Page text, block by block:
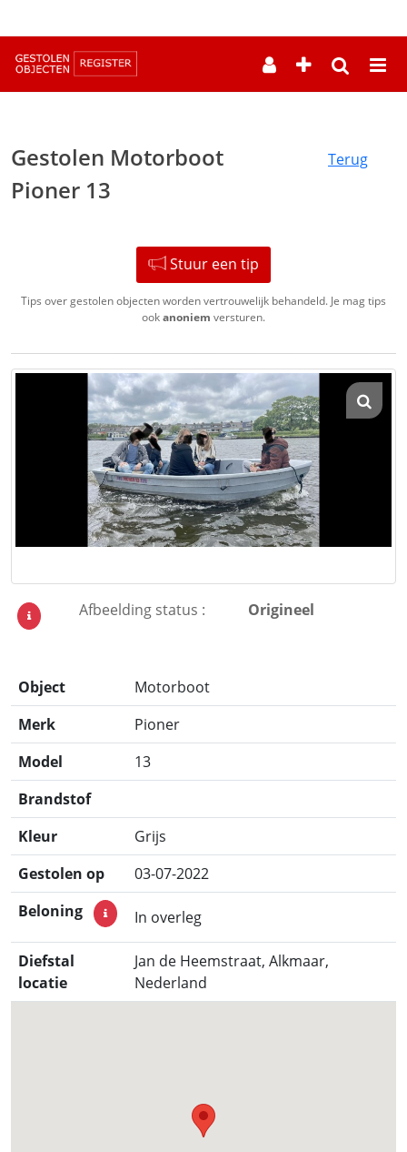
Gestolen Motorboot
Pioner 13
Terug
Stuur een tip
Tips over gestolen objecten worden vertrouwelijk behandeld. Je mag tips
ookanoniem versturen.
Afbeelding status : Origineel
Object
Motorboot
Merk
Pioner
Model
13
Brandstof
Kleur
Grijs
Gestolen op
03-07-2022
Beloning
In overleg
Diefstal
locatie
Jan de Heemstraat, Alkmaar,
Nederland